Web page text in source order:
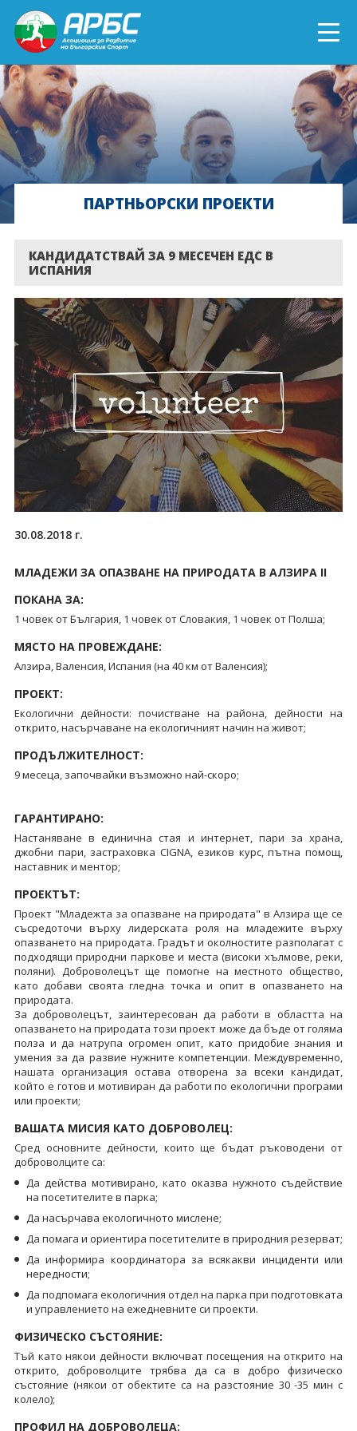
ENGLISH
СПОРТ БЛИЗО ДО ТЕБ
ТЕКУЩИ ПРОЕКТИ
ОНЛАЙН ОБУЧЕНИЯ
БЪДИ ДОБРОВОЛЕЦ!
ПАРТНЬОРСКИ ПРОЕКТИ
КАНДИДАТСТВАЙ ЗА 9 МЕСЕЧЕН ЕДС В
ИСПАНИЯ
30.08.2018 г.
МЛАДЕЖИ ЗА ОПАЗВАНЕ НА ПРИРОДАТА В АЛЗИРА II
ПОКАНА ЗА:
1 човек от България, 1 човек от Словакия, 1 човек от Полша;
МЯСТО НА ПРОВЕЖДАНЕ:
Алзира, Валенсия, Испания (на 40 км от Валенсия);
ПРОЕКТ:
Екологични дейности: почистване на района, дейности на
открито, насърчаване на екологичният начин на живот;
ПРОДЪЛЖИТЕЛНОСТ:
9 месеца, започвайки възможно най-скоро;
ГАРАНТИРАНО:
Настаняване в единична стая и интернет, пари за храна,
джобни пари, застраховка CIGNA, езиков курс, пътна помощ,
наставник и ментор;
ПРОЕКТЪТ:
Проект "Младежта за опазване на природата" в Алзира ще се
съсредоточи върху лидерската роля на младежите върху
опазването на природата. Градът и околностите разполагат с
подходящи природни паркове и места (високи хълмове, реки,
поляни). Доброволецът ще помогне на местното общество,
като добави своята гледна точка и опит в опазването на
природата.
За доброволецът, заинтересован да работи в областта на
опазването на природата този проект може да бъде от голяма
полза и да натрупа огромен опит, като придобие знания и
умения за да развие нужните компетенции. Междувременно,
нашата организация остава отворена за всеки кандидат,
който е готов и мотивиран да работи по екологични програми
или проекти;
ВАШАТА МИСИЯ КАТО ДОБРОВОЛЕЦ:
Сред основните дейности, които ще бъдат ръководени от
доброволците са:
Да действа мотивирано, като оказва нужното съдействие
на посетителите в парка;
Да насърчава екологичното мислене;
Да помага и ориентира посетителите в природния резерват;
Да информира координатора за всякакви инциденти или
нередности;
Да подпомага екологичния отдел на парка при подготовката
и управлението на ежедневните си проекти.
ФИЗИЧЕСКО СЪСТОЯНИЕ:
Тъй като някои дейности включват посещения на открито на
открито, доброволците трябва да са в добро физическо
състояние (някои от обектите са на разстояние 30 -35 мин с
колело);
ПРОФИЛ НА ДОБРОВОЛЕЦА: